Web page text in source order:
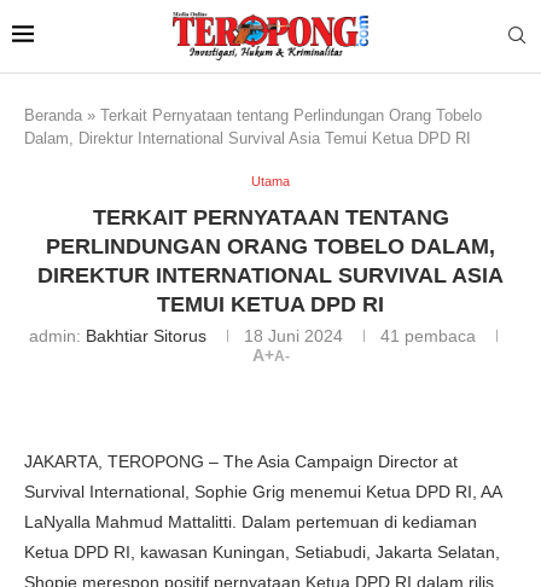
Beranda » Terkait Pernyataan tentang Perlindungan Orang Tobelo
Dalam, Direktur International Survival Asia Temui Ketua DPD RI
Utama
TERKAIT PERNYATAAN TENTANG
PERLINDUNGAN ORANG TOBELO DALAM,
DIREKTUR INTERNATIONAL SURVIVAL ASIA
TEMUI KETUA DPD RI
admin: Bakhtiar Sitorus 18 Juni 2024 41 pembaca
A+A-
JAKARTA, TEROPONG – The Asia Campaign Director at
Survival International, Sophie Grig menemui Ketua DPD RI, AA
LaNyalla Mahmud Mattalitti. Dalam pertemuan di kediaman
Ketua DPD RI, kawasan Kuningan, Setiabudi, Jakarta Selatan,
Shopie merespon positif pernyataan Ketua DPD RI dalam rilis